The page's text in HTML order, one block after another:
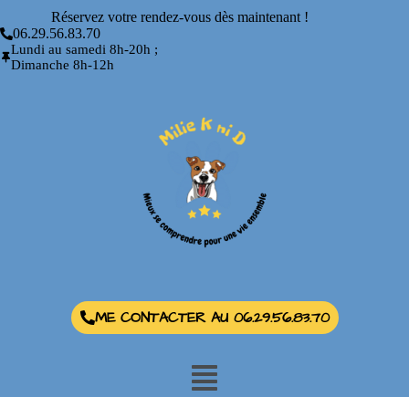
Réservez votre rendez-vous dès maintenant !
06.29.56.83.70
Lundi au samedi 8h-20h ;
Dimanche 8h-12h
ME CONTACTER AU 06.29.56.83.70